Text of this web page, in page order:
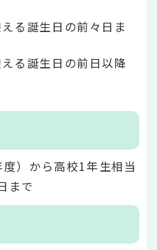
る誕生日の前々日ま
る誕生日の前日以降
）から高校1年生相当
まで